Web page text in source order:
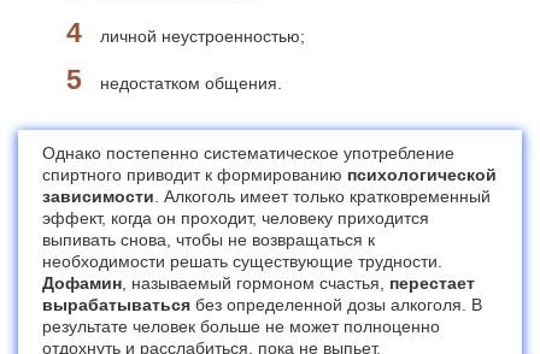
личной неустроенностью;
недостатком общения.
Однако постепенно систематическое употребление
спиртного приводит к формированию психологической
зависимости . Алкоголь имеет только кратковременный
эффект, когда он проходит, человеку приходится
выпивать снова, чтобы не возвращаться к
необходимости решать существующие трудности.
Дофамин , называемый гормоном счастья, перестает
вырабатываться без определенной дозы алкоголя. В
результате человек больше не может полноценно
отдохнуть и расслабиться, пока не выпьет.